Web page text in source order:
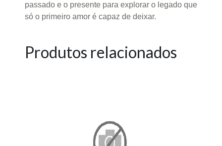
passado e o presente para explorar o legado que
só o primeiro amor é capaz de deixar.
Produtos relacionados